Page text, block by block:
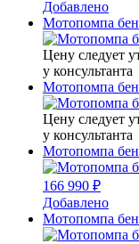
Добавлено
Мотопомпа
Цену следует
у консультанта
Мотопомпа
Цену следует
у консультанта
Мотопомпа
166 990 ₽
Добавлено
Мотопомпа